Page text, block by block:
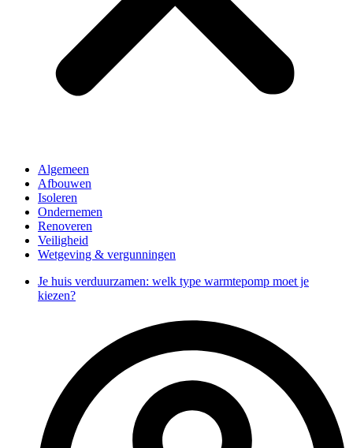
Algemeen
Afbouwen
Isoleren
Ondernemen
Renoveren
Veiligheid
Wetgeving & vergunningen
Je huis verduurzamen: welk type warmtepomp moet je
kiezen?